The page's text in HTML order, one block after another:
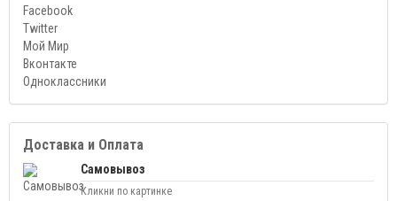
Facebook
Twitter
Мой Мир
Вконтакте
Одноклассники
Доставка и Оплата
Самовывоз
Кликни по картинке